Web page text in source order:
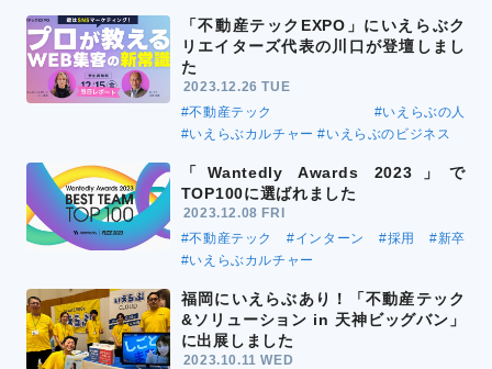
「不動産テックEXPO」にいえらぶク
リエイターズ代表の川口が登壇しまし
た
2023.12.26 TUE
#不動産テック
#いえらぶの人
#いえらぶカルチャー #いえらぶのビジネス
「Wantedly Awards 2023」で
TOP100に選ばれました
2023.12.08 FRI
#不動産テック
#インターン #採用
#新卒
#いえらぶカルチャー
福岡にいえらぶあり！「不動産テック
&ソリューション in 天神ビッグバン」
に出展しました
2023.10.11 WED